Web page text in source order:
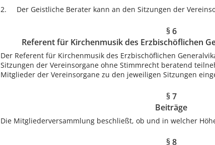
Der Geistliche Berater kann an den Sitzungen der
§ 6
Referent für Kirchenmusik des Erzbischöflichen
Der Referent für Kirchenmusik des Erzbischöflichen
Sitzungen der Vereinsorgane ohne Stimmrecht beratend
Mitglieder der Vereinsorgane zu den jeweiligen Sitzungen
§ 7
Beiträge
Die Mitgliederversammlung beschließt, ob und in welcher
§ 8